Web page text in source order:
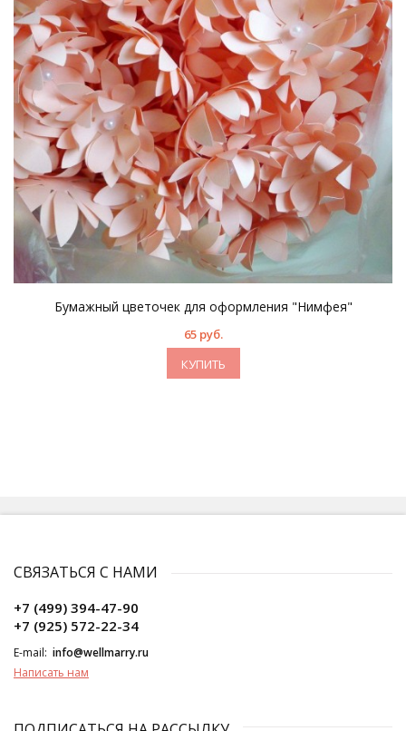
Бумажный цветочек для оформления "Нимфея"
65 руб.
КУПИТЬ
СВЯЗАТЬСЯ С НАМИ
+7 (499) 394-47-90
+7 (925) 572-22-34
E-mail: info@wellmarry.ru
Написать нам